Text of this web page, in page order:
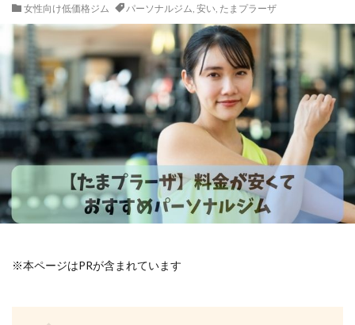
女性向け低価格ジム パーソナルジム, 安い, たまプラーザ
※本ページはPRが含まれています